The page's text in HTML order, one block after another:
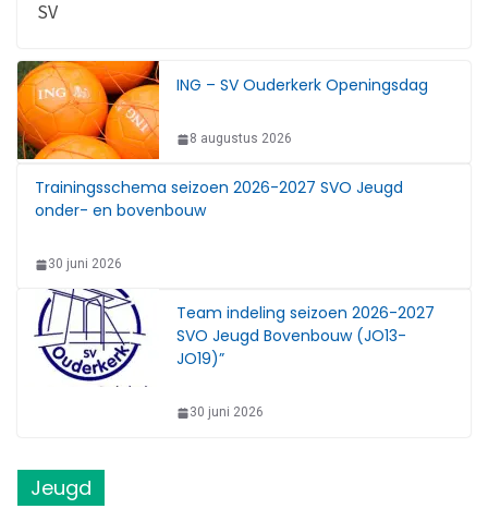
SV
ING – SV Ouderkerk Openingsdag
8 augustus 2026
Trainingsschema seizoen 2026-2027 SVO Jeugd
onder- en bovenbouw
30 juni 2026
Team indeling seizoen 2026-2027
SVO Jeugd Bovenbouw (JO13-
JO19)”
30 juni 2026
Jeugd